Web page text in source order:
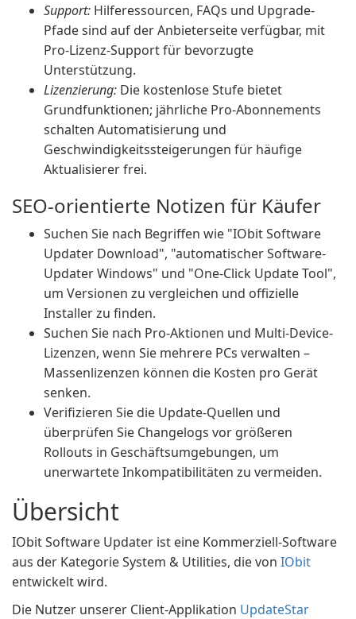
Support: Hilferessourcen, FAQs und Upgrade-
Pfade sind auf der Anbieterseite verfügbar, mit
Pro-Lizenz-Support für bevorzugte
Unterstützung.
Lizenzierung: Die kostenlose Stufe bietet
Grundfunktionen; jährliche Pro-Abonnements
schalten Automatisierung und
Geschwindigkeitssteigerungen für häufige
Aktualisierer frei.
SEO-orientierte Notizen für Käufer
Suchen Sie nach Begriffen wie "IObit Software
Updater Download", "automatischer Software-
Updater Windows" und "One-Click Update Tool",
um Versionen zu vergleichen und offizielle
Installer zu finden.
Suchen Sie nach Pro-Aktionen und Multi-Device-
Lizenzen, wenn Sie mehrere PCs verwalten –
Massenlizenzen können die Kosten pro Gerät
senken.
Verifizieren Sie die Update-Quellen und
überprüfen Sie Changelogs vor größeren
Rollouts in Geschäftsumgebungen, um
unerwartete Inkompatibilitäten zu vermeiden.
Übersicht
IObit Software Updater ist eine Kommerziell-Software
aus der Kategorie System & Utilities, die von IObit
entwickelt wird.
Die Nutzer unserer Client-Applikation UpdateStar